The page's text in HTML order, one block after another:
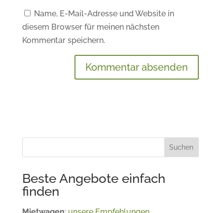
Name, E-Mail-Adresse und Website in
diesem Browser für meinen nächsten
Kommentar speichern.
Suchen
Beste Angebote einfach
finden